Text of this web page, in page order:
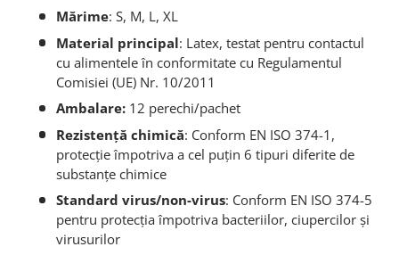
Mărime: S, M, L, XL
Material principal: Latex, testat pentru contactul
cu alimentele în conformitate cu Regulamentul
Comisiei (UE) Nr. 10/2011
Ambalare:12 perechi/pachet
Rezistență chimică: Conform EN ISO 374-1,
protecție împotriva a cel puțin 6 tipuri diferite de
substanțe chimice
Standard virus/non-virus: Conform EN ISO 374-5
pentru protecția împotriva bacteriilor, ciupercilor și
virusurilor